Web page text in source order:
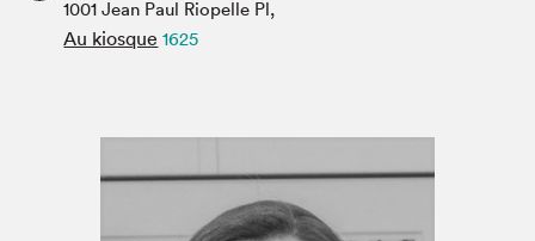
Espace enseignant·e·s
1001 Jean Paul Riopelle Pl,
Au kiosque 1625